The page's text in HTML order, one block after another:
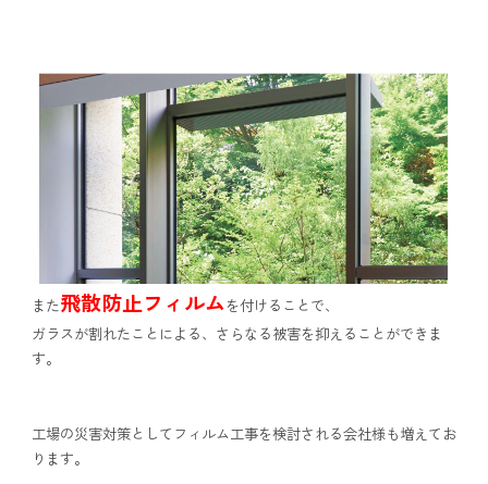
また飛散防止フィルムを付けることで、
ガラスが割れたことによる、さらなる被害を抑えることができま
す。
工場の災害対策としてフィルム工事を検討される会社様も増えてお
ります。